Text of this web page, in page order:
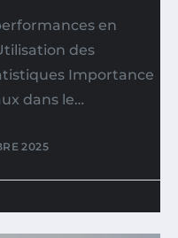
en
des
Importance
dans le…
2025